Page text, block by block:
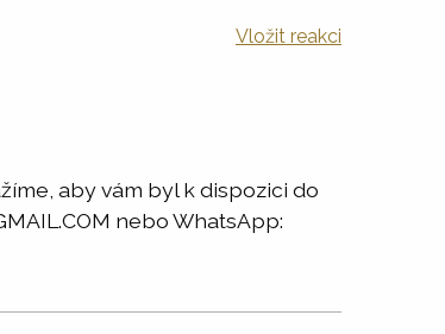
Vložit reakci
aby vám byl k dispozici do
nebo WhatsApp: